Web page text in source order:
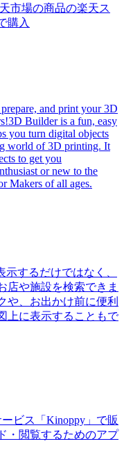
市場の商品の楽天ス
購入
and print your 3D
Builder is a fun, easy
you turn digital objects
world of 3D printing. It
to get you
or new to the
Makers of all ages.
示するだけではなく、
店や施設を検索できま
や、お出かけ前に便利
上に表示することもで
ビス「Kinoppy」で販
・閲覧するためのアプ